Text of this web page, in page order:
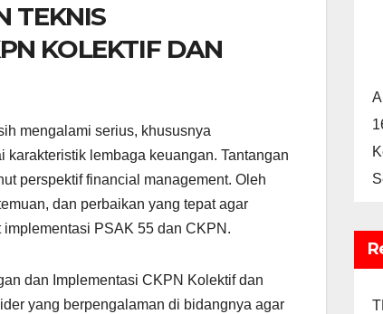
TEKNIS
KOLEKTIF DAN
mengalami serius, khususnya
lembaga keuangan. Tantangan
perspektif financial management. Oleh
dan perbaikan yang tepat agar
PSAK 55 dan CKPN.
dan Implementasi CKPN Kolektif dan
yang berpengalaman di bidangnya agar